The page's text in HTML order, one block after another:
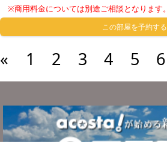
※商用料金については別途ご相談となります。
この部屋を予約する
« 1 2 3 4 5 6